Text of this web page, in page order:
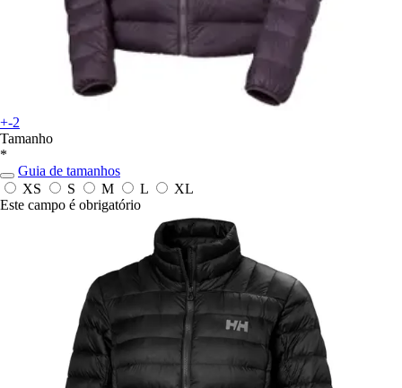
+-2
Tamanho
*
Guia de tamanhos
XS
S M L
XL
Este campo é obrigatório